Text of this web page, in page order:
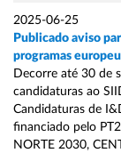
2025-06-25
Publicado aviso
programas
Decorre até 30 de
candidaturas ao
Candidaturas de
financiado pelo
NORTE 2030,